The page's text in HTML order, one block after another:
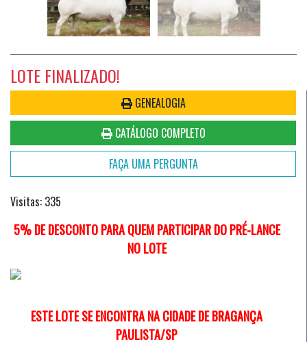
LOTE FINALIZADO!
GENEALOGIA
CATÁLOGO COMPLETO
FAÇA UMA PERGUNTA
Visitas: 335
5% DE DESCONTO PARA QUEM PARTICIPAR DO PRÉ-LANCE
NO LOTE
ESTE LOTE SE ENCONTRA NA CIDADE DE BRAGANÇA
PAULISTA/SP